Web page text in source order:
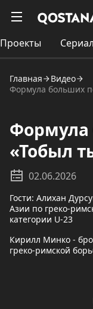
Проекты
Главная
Видео
Формула больших
Формула
«Тобыл
02.06.2026
Гости: Алихан
Азии по греко-
категории U-23
Кирилл Минко -
греко-римской